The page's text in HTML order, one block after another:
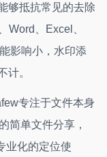
够抵抗常见的去除
Word、Excel、
影响小，水印添
计。
专注于文件本身
简单文件分享，
业化的定位使